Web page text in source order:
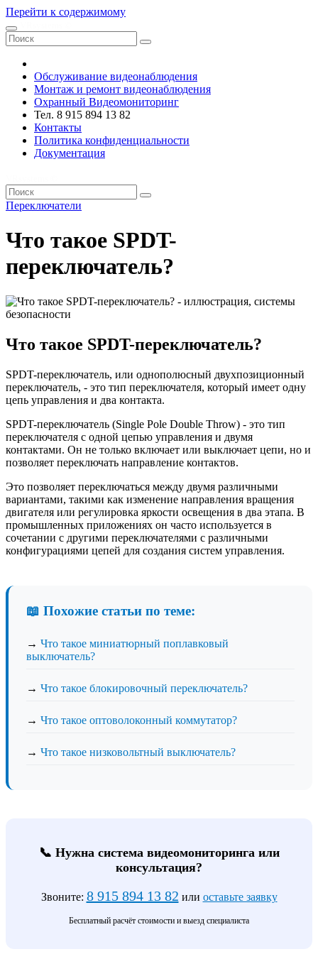
Перейти к содержимому
Обслуживание видеонаблюдения
Монтаж и ремонт видеонаблюдения
Охранный Видеомониторинг
Тел. 8 915 894 13 82
Контакты
Политика конфиденциальности
Документация
Переключатели
Что такое SPDT-
переключатель?
Что такое SPDT-переключатель?
SPDT-переключатель, или однополюсный двухпозиционный
переключатель, - это тип переключателя, который имеет одну
цепь управления и два контакта.
SPDT-переключатель (Single Pole Double Throw) - это тип
переключателя с одной цепью управления и двумя
контактами. Он не только включает или выключает цепи, но и
позволяет переключать направление контактов.
Это позволяет переключаться между двумя различными
вариантами, такими как изменение направления вращения
двигателя или регулировка яркости освещения в два этапа. В
промышленных приложениях он часто используется в
сочетании с другими переключателями с различными
конфигурациями цепей для создания систем управления.
📖 Похожие статьи по теме:
→ Что такое миниатюрный поплавковый
выключатель?
→ Что такое блокировочный переключатель?
→ Что такое оптоволоконный коммутатор?
→ Что такое низковольтный выключатель?
📞 Нужна система видеомониторинга или
консультация?
Звоните: 8 915 894 13 82 или оставьте заявку
Бесплатный расчёт стоимости и выезд специалиста